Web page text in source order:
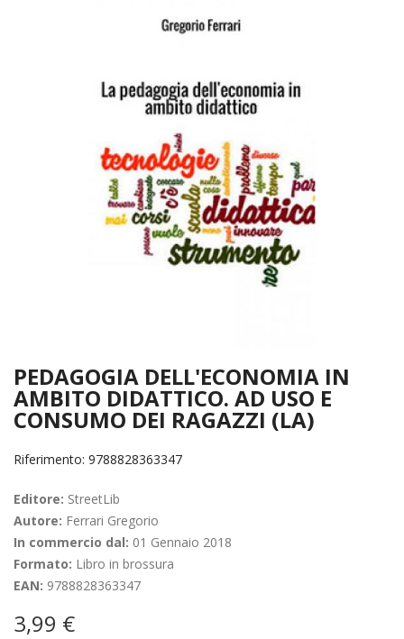
PEDAGOGIA DELL'ECONOMIA IN
AMBITO DIDATTICO. AD USO E
CONSUMO DEI RAGAZZI (LA)
Riferimento: 9788828363347
Editore: StreetLib
Autore: Ferrari Gregorio
In commercio dal: 01 Gennaio 2018
Formato: Libro in brossura
EAN: 9788828363347
3,99 €